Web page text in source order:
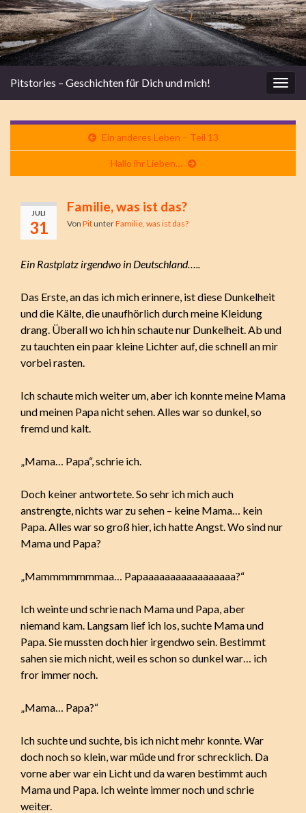
Pitstories – Geschichten für Dich und mich!
Ein anderes Leben – Teil 13
Hallo ihr Lieben…
JULI
31
Familie, was ist das?
Von PitunterFamilie, was ist das?
Ein Rastplatz irgendwo in Deutschland…..
Das Erste, an das ich mich erinnere, ist diese Dunkelheit
und die Kälte, die unaufhörlich durch meine Kleidung
drang. Überall wo ich hin schaute nur Dunkelheit. Ab und
zu tauchten ein paar kleine Lichter auf, die schnell an mir
vorbei rasten.
Ich schaute mich weiter um, aber ich konnte meine Mama
und meinen Papa nicht sehen. Alles war so dunkel, so
fremd und kalt.
„Mama… Papa“, schrie ich.
Doch keiner antwortete. So sehr ich mich auch
anstrengte, nichts war zu sehen – keine Mama… kein
Papa. Alles war so groß hier, ich hatte Angst. Wo sind nur
Mama und Papa?
„Mammmmmmmaa… Papaaaaaaaaaaaaaaaaa?“
Ich weinte und schrie nach Mama und Papa, aber
niemand kam. Langsam lief ich los, suchte Mama und
Papa. Sie mussten doch hier irgendwo sein. Bestimmt
sahen sie mich nicht, weil es schon so dunkel war… ich
fror immer noch.
„Mama… Papa?“
Ich suchte und suchte, bis ich nicht mehr konnte. War
doch noch so klein, war müde und fror schrecklich. Da
vorne aber war ein Licht und da waren bestimmt auch
Mama und Papa. Ich weinte immer noch und schrie
weiter.